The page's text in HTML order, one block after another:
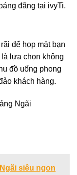
đãng tại ivyTi.
để họp mặt bạn
là lựa chọn không
đồ uống phong
khách hàng.
Ngãi
siêu ngon